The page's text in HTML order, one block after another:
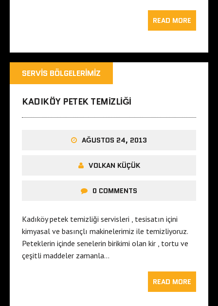
READ MORE
SERVIS BÖLGELERIMIZ
KADIKÖY PETEK TEMIZLIĞI
AĞUSTOS 24, 2013
VOLKAN KÜÇÜK
0 COMMENTS
Kadıköy petek temizliği servisleri , tesisatın içini
kimyasal ve basınçlı makinelerimiz ile temizliyoruz.
Peteklerin içinde senelerin birikimi olan kir , tortu ve
çeşitli maddeler zamanla…
READ MORE